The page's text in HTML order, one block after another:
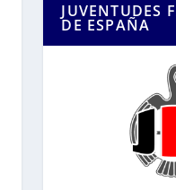
JUVENTUDES
DE ESPAÑA